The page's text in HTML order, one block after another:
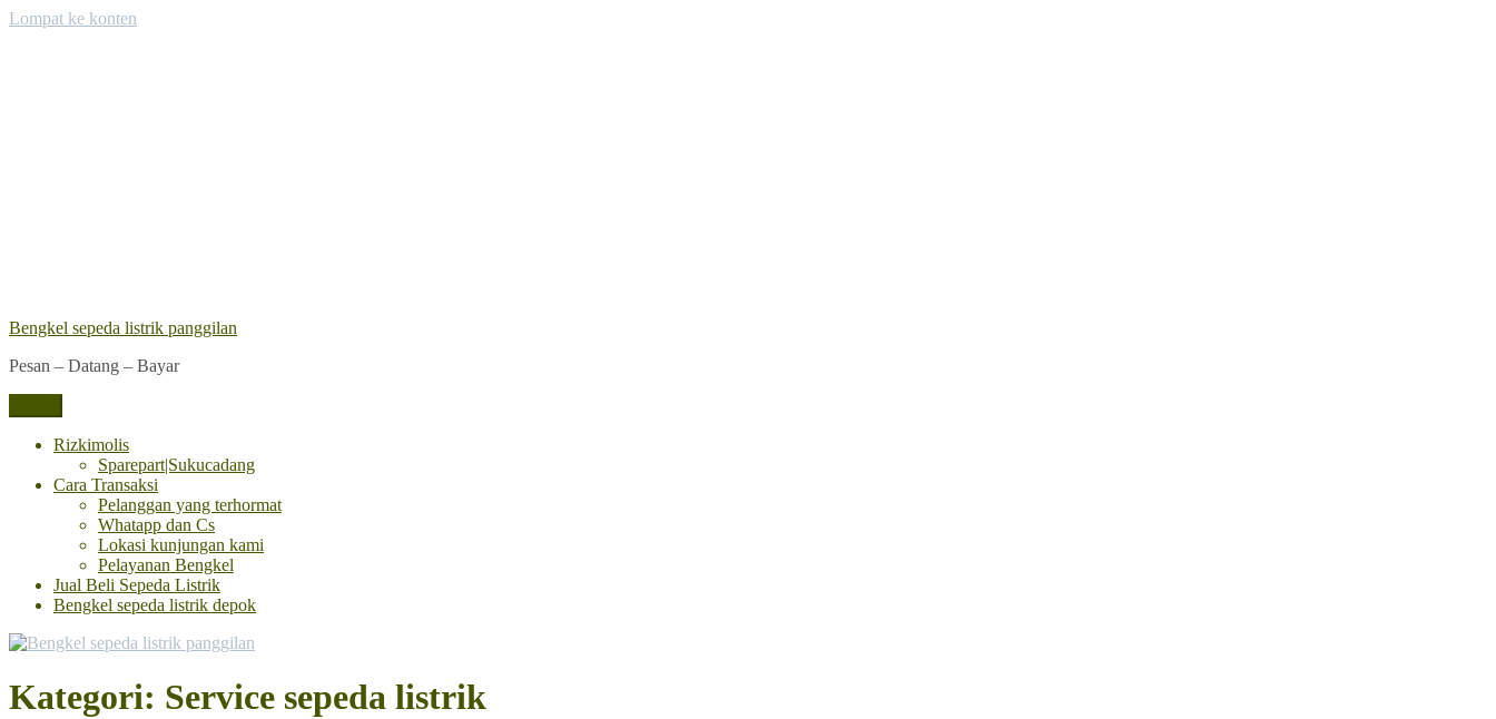
Lompat ke konten
Bengkel sepeda listrik panggilan
Pesan – Datang – Bayar
Rizkimolis
Sparepart|Sukucadang
Cara Transaksi
Pelanggan yang terhormat
Whatapp dan Cs
Lokasi kunjungan kami
Pelayanan Bengkel
Jual Beli Sepeda Listrik
Bengkel sepeda listrik depok
Kategori: Service sepeda listrik